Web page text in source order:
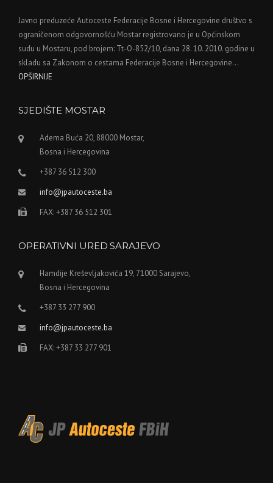
Javno preduzeće Autoceste Federacije Bosne i Hercegovine društvo s
ograničenom odgovornošću Mostar registrovano je u Općinskom
sudu u Mostaru, pod brojem: Tt-O-852/10, dana 28. 10. 2010. godine u
skladu sa Zakonom o cestama Federacije Bosne i Hercegovine…
OPŠIRNIJE
SJEDIŠTE MOSTAR
Adema Buća 20, 88000 Mostar,
Bosna i Hercegovina
+387 36 512 300
info@jpautoceste.ba
FAX: +387 36 512 301
OPERATIVNI URED SARAJEVO
Hamdije Kreševljakovića 19, 71000 Sarajevo,
Bosna i Hercegovina
+387 33 277 900
info@jpautoceste.ba
FAX: +387 33 277 901